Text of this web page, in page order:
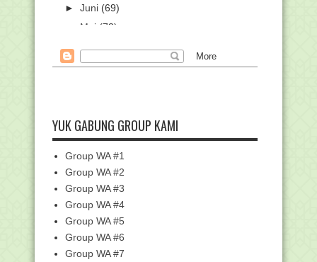
► Juni (69)
Mei (73)
►Maret(101)
40.889 Guru MTs Ikuti Bimtek
Implementasi Kurikulu...
Wawacara Ti...
Juknis Pembayaran Tunjangan Kinerja
(Tukin) Guru A...
Modul Pelatihan Kurikulum Merdeka
Badan Litbang da...
Contoh soal dan Simulasi UTBK-
SNPMB
YUK GABUNG GROUP KAMI
Group WA #1
Group WA #2
Group WA #3
Group WA #4
Group WA #5
Group WA #6
Group WA #7